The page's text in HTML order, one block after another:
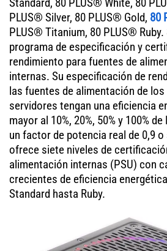
Standard, 80 PLUS® White, 80
PLUS® Silver, 80 PLUS® Gold, 80
PLUS® Titanium, 80 PLUS®
programa de especificación y
rendimiento para fuentes de
internas. Su especificación de
las fuentes de alimentación de
servidores tengan una eficiencia
mayor al 10%, 20%, 50% y 100%
un factor de potencia real de 0,9
ofrece siete niveles de
alimentación internas (PSU) con
crecientes de eficiencia
Standard hasta Ruby.